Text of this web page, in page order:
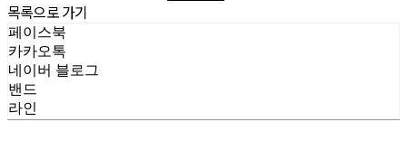
목록으로 가기
페이스북
카카오톡
네이버 블로그
밴드
라인